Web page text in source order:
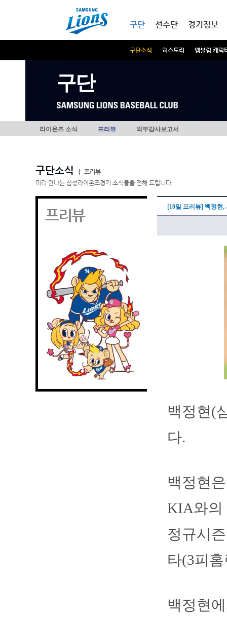
구단
구단소식 히스토리 엠블럼 캐릭
선수단 경기정보
구단
라이온즈 소식 프리뷰 외부감사보고서
구단소식
프리뷰
미리 만나는 삼성라이온즈경기 소식들을 전해 드립니다.
프리뷰 [10일 프리뷰] 백정현
백정현(
다.
백정현
KIA와의
정규시
타(3피
백정현